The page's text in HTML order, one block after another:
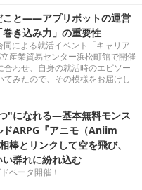
こと――アプリボットの運営
き込み力」の重要性
による就活イベント「キャリア
産業貿易センター浜松町館で開催
わせ、自身の就活時のエピソー
てみたので、その模様をお届けし
"になれる―基本無料モンス
ARPG『アニモ（Aniim
棒とリンクして空を飛び、
群れに紛れ込む
ベータ開催！